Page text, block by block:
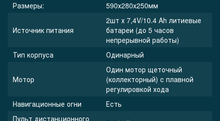
Размеры:
590х280х250мм
Источник питания
2шт х 7,4V/10.4 Ah литиевые
батареи (до 5 часов
непрерывной работы)
Тип корпуса
Одинарный
Мотор
Один мотор щеточный
(коллекторный) с плавной
регулировкой хода
Навигационные огни
Есть
Пульт дистанционного